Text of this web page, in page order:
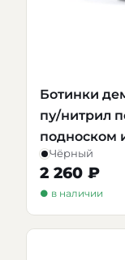
Ботинки
пу/нитрил
подноском
Чёрный
2 260 ₽
● в наличии